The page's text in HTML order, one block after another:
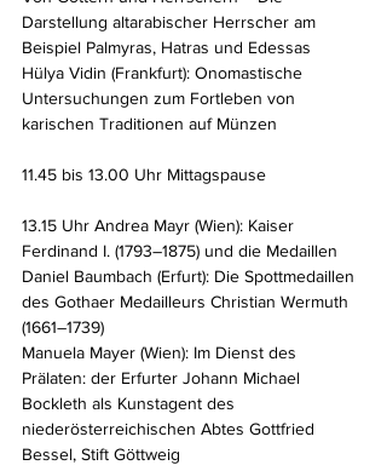
Darstellung altarabischer Herrscher am
Beispiel Palmyras, Hatras und Edessas
Hülya Vidin (Frankfurt): Onomastische
Untersuchungen zum Fortleben von
karischen Traditionen auf Münzen
11.45 bis 13.00 Uhr Mittagspause
13.15 Uhr Andrea Mayr (Wien): Kaiser
Ferdinand I. (1793–1875) und die Medaillen
Daniel Baumbach (Erfurt): Die Spottmedaillen
des Gothaer Medailleurs Christian Wermuth
(1661–1739)
Manuela Mayer (Wien): Im Dienst des
Prälaten: der Erfurter Johann Michael
Bockleth als Kunstagent des
niederösterreichischen Abtes Gottfried
Bessel, Stift Göttweig